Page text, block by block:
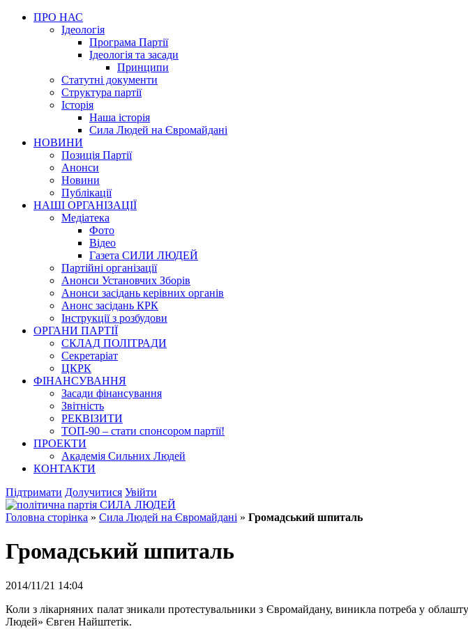
ПРО НАС
Ідеологія
Програма Партії
Ідеологія та засади
Принципи
Статутні документи
Структура партії
Історія
Наша історія
Сила Людей на Євромайдані
НОВИНИ
Позиція Партії
Анонси
Новини
Публікації
НАШІ ОРГАНІЗАЦІЇ
Медіатека
Фото
Відео
Газета СИЛИ ЛЮДЕЙ
Партійні організації
Анонси Установчих Зборів
Анонси засідань керівних органів
Анонс засідань КРК
Інструкції з розбудови
ОРГАНИ ПАРТІЇ
СКЛАД ПОЛІТРАДИ
Секретаріат
ЦКРК
ФІНАНСУВАННЯ
Засади фінансування
Звітність
РЕКВІЗИТИ
ТОП-90 – стати спонсором партії!
ПРОЕКТИ
Академія Сильних Людей
КОНТАКТИ
Підтримати Долучитися Увійти
Головна сторінка » Сила Людей на Євромайдані » Громадський шпиталь
Громадський шпиталь
2014/11/21 14:04
Коли з лікарняних палат зникали протестувальники з Євромайдану, виникла потреба у
Людей» Євген Найштетік.